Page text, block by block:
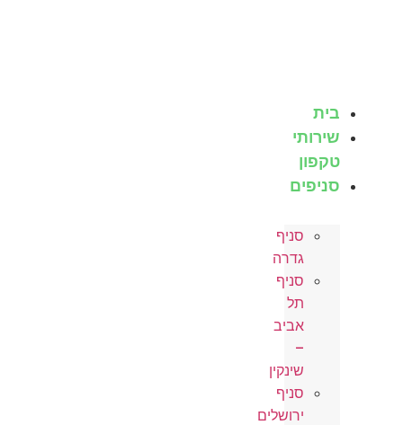
בית
שירותי
טקפון
סניפים
סניף
גדרה
סניף
תל
אביב
–
שינקין
סניף
ירושלים